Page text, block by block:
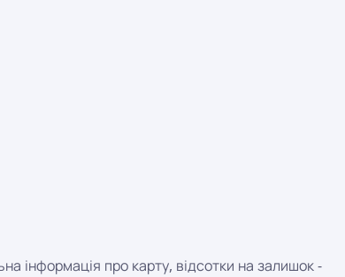
інформація про карту, відсотки на залишок -